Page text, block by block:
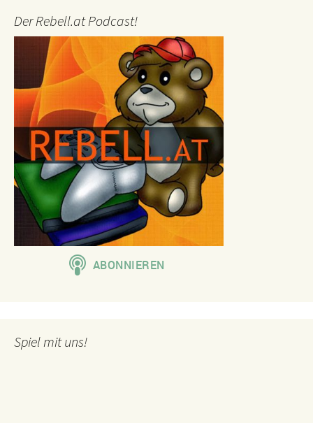
Der Rebell.at Podcast!
Spiel mit uns!